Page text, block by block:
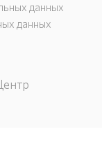
данных
данных